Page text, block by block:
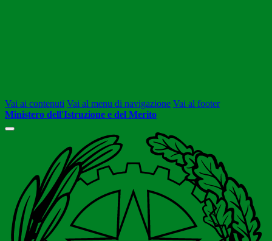
Vai ai contenuti Vai al menu di navigazione Vai al footer
Ministero dell'Istruzione e del Merito